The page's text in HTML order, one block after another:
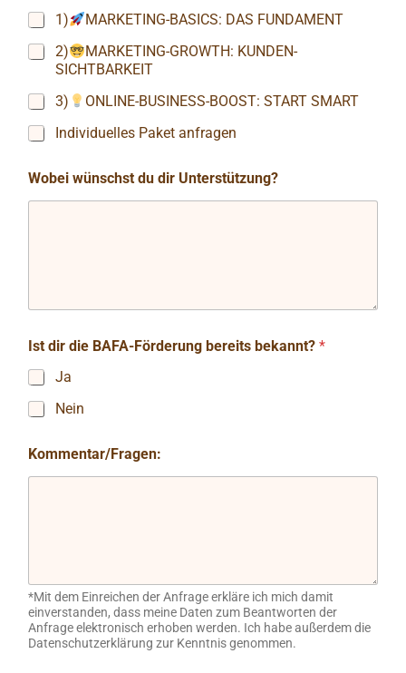
1)
MARKETING-BASICS: DAS FUNDAMENT
2)
MARKETING-GROWTH: KUNDEN-
SICHTBARKEIT
3)
ONLINE-BUSINESS-BOOST: START SMART
Individuelles Paket anfragen
Wobei wünschst du dir Unterstützung?
Ist dir die BAFA-Förderung bereits bekannt? *
Ja
Nein
Kommentar/Fragen:
*Mit dem Einreichen der Anfrage erkläre ich mich damit
einverstanden, dass meine Daten zum Beantworten der
Anfrage elektronisch erhoben werden. Ich habe außerdem die
Datenschutzerklärung zur Kenntnis genommen.